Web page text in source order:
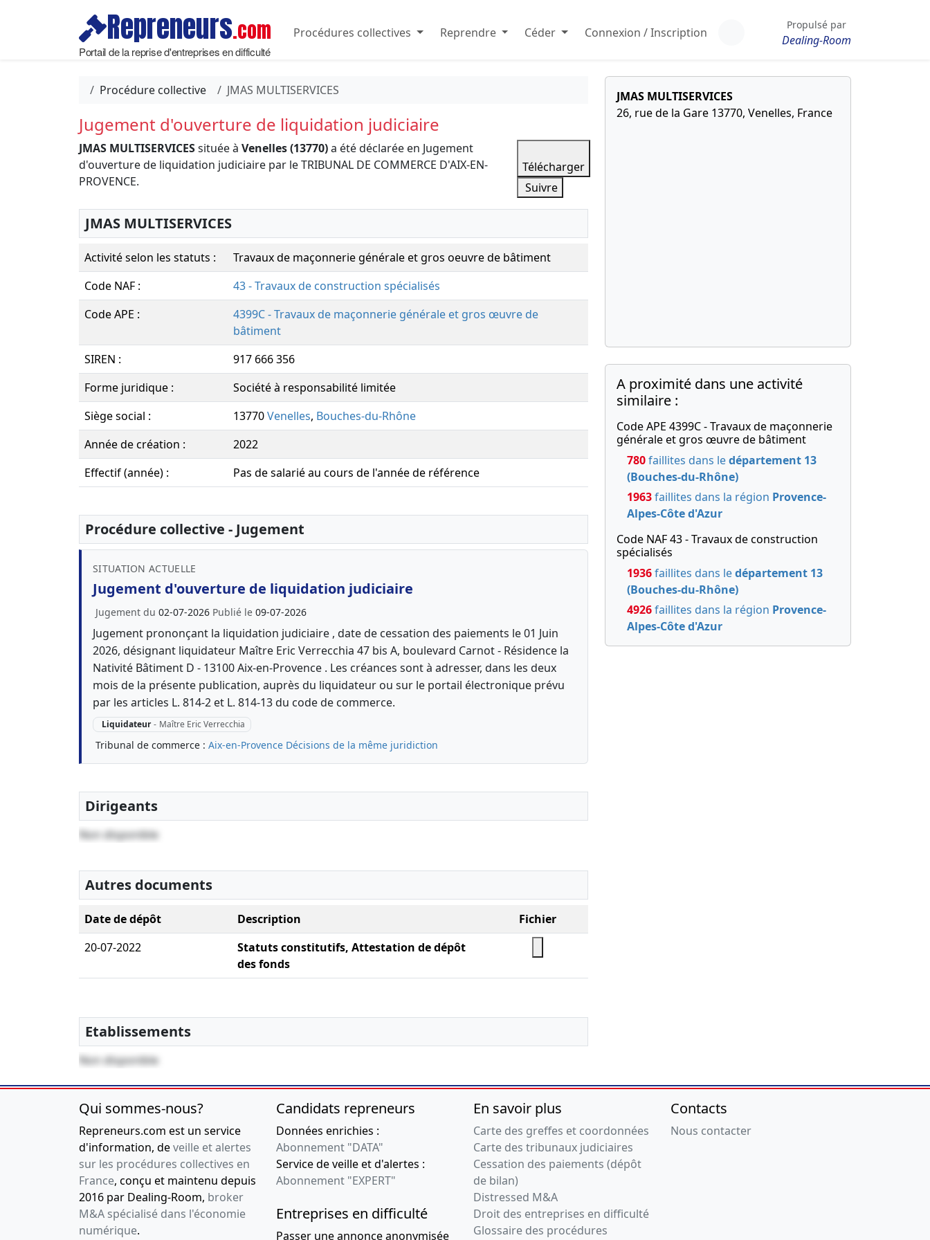
Repreneurs.com
Portail de la reprise d'entreprises en difficulté
Procédures collectives Reprendre Céder Connexion / Inscription
Propulsé par
Dealing-Room
Procédure collective JMAS MULTISERVICES
Jugement d'ouverture de liquidation judiciaire
JMAS MULTISERVICESsituée à Venelles (13770)a été déclarée en Jugement
d'ouverture de liquidation judiciaire par le TRIBUNAL DE COMMERCE D'AIX-EN-
PROVENCE.
Télécharger
Suivre
JMAS MULTISERVICES
Activité selon les statuts :
Travaux de maçonnerie générale et gros oeuvre de bâtiment
Code NAF :
43 - Travaux de construction spécialisés
Code APE :
4399C - Travaux de maçonnerie générale et gros œuvre de
bâtiment
SIREN :
917 666 356
Forme juridique :
Société à responsabilité limitée
Siège social :
13770Venelles, Bouches-du-Rhône
Année de création :
2022
Effectif (année) :
Pas de salarié au cours de l'année de référence
Procédure collective - Jugement
SITUATION ACTUELLE
Jugement d'ouverture de liquidation judiciaire
Jugement du 02-07-2026 Publié le 09-07-2026
Jugement prononçant la liquidation judiciaire , date de cessation des paiements le 01 Juin
2026, désignant liquidateur Maître Eric Verrecchia 47 bis A, boulevard Carnot - Résidence la
Nativité Bâtiment D - 13100 Aix-en-Provence . Les créances sont à adresser, dans les deux
mois de la présente publication, auprès du liquidateur ou sur le portail électronique prévu
par les articles L. 814-2 et L. 814-13 du code de commerce.
Liquidateur - Maître Eric Verrecchia
Tribunal de commerce : Aix-en-Provence Décisions de la même juridiction
Dirigeants
Non disponible
Autres documents
Date de dépôt Description
Fichier
20-07-2022
Statuts constitutifs, Attestation de dépôt
des fonds
Etablissements
Non disponible
JMAS MULTISERVICES
26, rue de la Gare 13770, Venelles, France
A proximité dans une activité
similaire :
Code APE 4399C - Travaux de maçonnerie
générale et gros œuvre de bâtiment
780faillites dans ledépartement 13
(Bouches-du-Rhône)
1963faillites dans la région Provence-
Alpes-Côte d'Azur
Code NAF 43 - Travaux de construction
spécialisés
1936faillites dans ledépartement 13
(Bouches-du-Rhône)
4926faillites dans la région Provence-
Alpes-Côte d'Azur
Qui sommes-nous?
Repreneurs.com est un service
d'information, deveille et alertes
sur les procédures collectives en
France, conçu et maintenu depuis
2016 par Dealing-Room, broker
M&A spécialisé dans l'économie
numérique.
Candidats repreneurs
Données enrichies :
Abonnement "DATA"
Service de veille et d'alertes :
Abonnement "EXPERT"
Entreprises en difficulté
Passer une annonce anonymisée
En savoir plus
Carte des greffes et coordonnées
Carte des tribunaux judiciaires
Cessation des paiements (dépôt
de bilan)
Distressed M&A
Droit des entreprises en difficulté
Glossaire des procédures
Contacts
Nous contacter